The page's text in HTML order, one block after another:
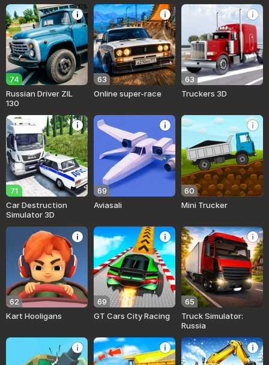
74
Russian Driver ZIL
130
63
Online super-race
63
Truckers 3D
71
Car Destruction
Simulator 3D
69
Aviasali
60
Mini Trucker
62
Kart Hooligans
69
GT Cars City Racing
65
Truck Simulator:
Russia